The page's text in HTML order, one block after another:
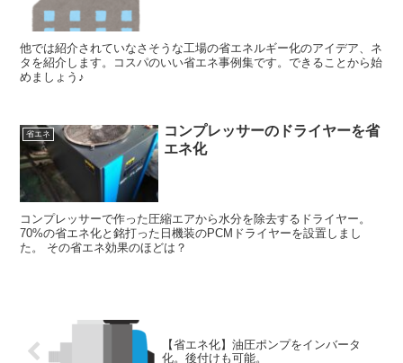
他では紹介されていなさそうな工場の省エネルギー化のアイデア、ネ
タを紹介します。コスパのいい省エネ事例集です。できることから始
めましょう♪
省エネ
コンプレッサーのドライヤーを省
エネ化
コンプレッサーで作った圧縮エアから水分を除去するドライヤー。
70%の省エネ化と銘打った日機装のPCMドライヤーを設置しまし
た。 その省エネ効果のほどは？
【省エネ化】油圧ポンプをインバータ
化。後付けも可能。